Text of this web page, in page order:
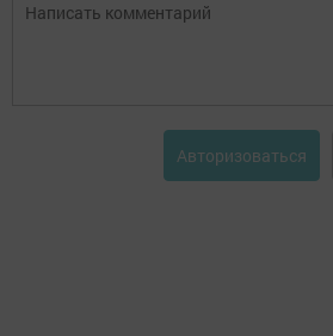
Авторизоваться